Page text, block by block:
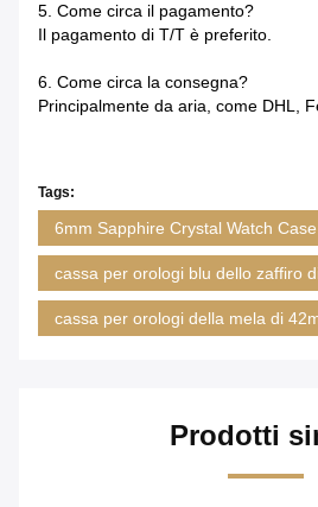
5. Come circa il pagamento?
Il pagamento di T/T è preferito.
6. Come circa la consegna?
Principalmente da aria, come DHL,
Tags:
6mm Sapphire Crystal Watch Case
cassa per orologi blu dello zaffiro
cassa per orologi della mela di
Prodotti